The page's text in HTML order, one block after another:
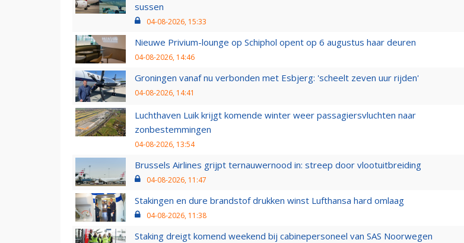
sussen
04-08-2026, 15:33
Nieuwe Privium-lounge op Schiphol opent op 6 augustus haar deuren
04-08-2026, 14:46
Groningen vanaf nu verbonden met Esbjerg: 'scheelt zeven uur rijden'
04-08-2026, 14:41
Luchthaven Luik krijgt komende winter weer passagiersvluchten naar
zonbestemmingen
04-08-2026, 13:54
Brussels Airlines grijpt ternauwernood in: streep door vlootuitbreiding
04-08-2026, 11:47
Stakingen en dure brandstof drukken winst Lufthansa hard omlaag
04-08-2026, 11:38
Staking dreigt komend weekend bij cabinepersoneel van SAS Noorwegen